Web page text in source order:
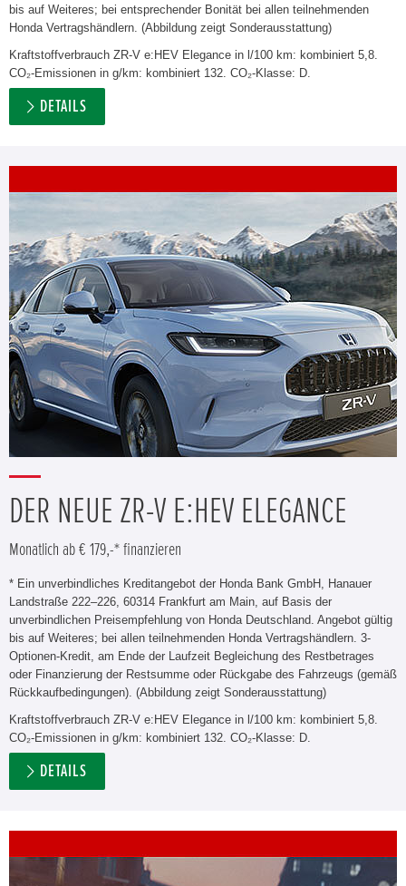
bis auf Weiteres; bei entsprechender Bonität bei allen teilnehmenden
Honda Vertragshändlern. (Abbildung zeigt Sonderausstattung)
Kraftstoffverbrauch ZR-V e:HEV Elegance in l/100 km: kombiniert 5,8.
CO₂-Emissionen in g/km: kombiniert 132. CO₂-Klasse: D.
DETAILS
DER NEUE ZR-V E:HEV ELEGANCE
Monatlich ab € 179,-* finanzieren
* Ein unverbindliches Kreditangebot der Honda Bank GmbH, Hanauer
Landstraße 222–226, 60314 Frankfurt am Main, auf Basis der
unverbindlichen Preisempfehlung von Honda Deutschland. Angebot gültig
bis auf Weiteres; bei allen teilnehmenden Honda Vertragshändlern. 3-
Optionen-Kredit, am Ende der Laufzeit Begleichung des Restbetrages
oder Finanzierung der Restsumme oder Rückgabe des Fahrzeugs (gemäß
Rückkaufbedingungen). (Abbildung zeigt Sonderausstattung)
Kraftstoffverbrauch ZR-V e:HEV Elegance in l/100 km: kombiniert 5,8.
CO₂-Emissionen in g/km: kombiniert 132. CO₂-Klasse: D.
DETAILS